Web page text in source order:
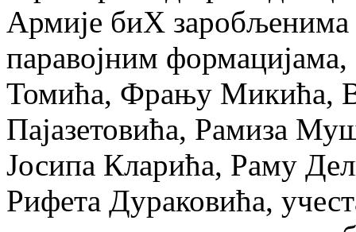
Армије биХ заробљенима
паравојним
Томића, Фрању Микића,
Пајазетовића, Рамиза
Јосипа Кларића, Раму
Рифета Дураковића,